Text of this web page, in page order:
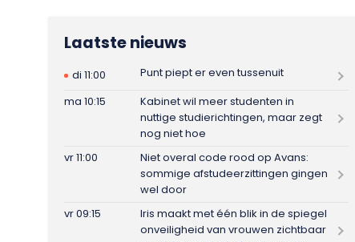
Laatste nieuws
di 11:00
Punt piept er even tussenuit
ma 10:15
Kabinet wil meer studenten in
nuttige studierichtingen, maar zegt
nog niet hoe
vr 11:00
Niet overal code rood op Avans:
sommige afstudeerzittingen gingen
wel door
vr 09:15
Iris maakt met één blik in de spiegel
onveiligheid van vrouwen zichtbaar